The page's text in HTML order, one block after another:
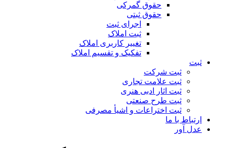
حقوق گمرکی
حقوق ثبتی
اجرای ثبت
ثبت املاک
تغییر کاربری املاک
تفکیک و تقسیم املاک
ثبت
ثبت شرکت
ثبت علامت تجاری
ثبت اثار ادبی هنری
ثبت طرح صنعتی
ثبت اختراعات و اشیا‌ٔ مصرفی
ارتباط با ما
عدل آور